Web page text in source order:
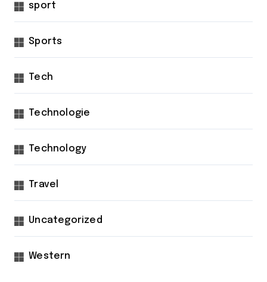
sport
Sports
Tech
Technologie
Technology
Travel
Uncategorized
Western